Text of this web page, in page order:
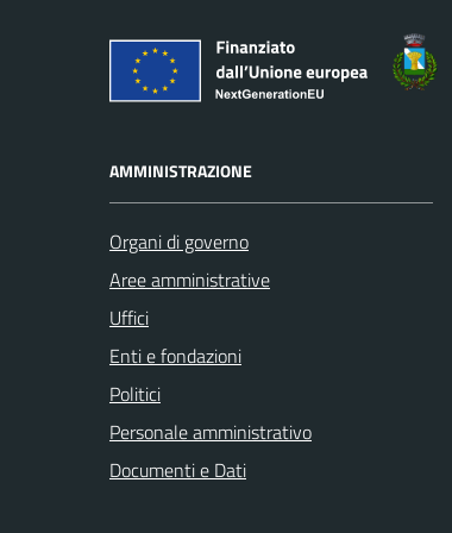
AMMINISTRAZIONE
Organi di governo
Aree amministrative
Uffici
Enti e fondazioni
Politici
Personale amministrativo
Documenti e Dati